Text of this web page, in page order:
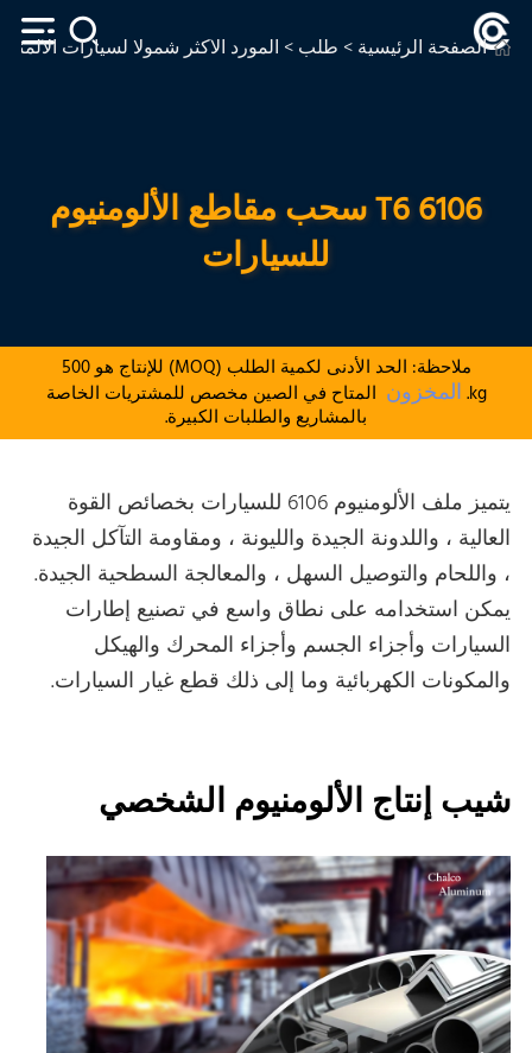
الصفحة الرئيسية> طلب> المورد الأكثر شمولا لسيارات
6106 T6 سحب مقاطع الألومنيوم
للسيارات
ملاحظة: الحد الأدنى لكمية الطلب (MOQ) للإنتاج هو 500
kg. المخزون المتاح في الصين مخصص للمشتريات الخاصة
بالمشاريع والطلبات الكبيرة.
يتميز ملف الألومنيوم 6106 للسيارات بخصائص القوة
العالية ، واللدونة الجيدة والليونة ، ومقاومة التآكل الجيدة
، واللحام والتوصيل السهل ، والمعالجة السطحية الجيدة.
يمكن استخدامه على نطاق واسع في تصنيع إطارات
السيارات وأجزاء الجسم وأجزاء المحرك والهيكل
والمكونات الكهربائية وما إلى ذلك قطع غيار السيارات.
شيب إنتاج الألومنيوم الشخصي